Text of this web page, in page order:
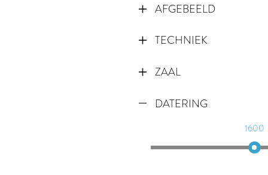
AFGEBEELD
TECHNIEK
ZAAL
DATERING
1600
1610